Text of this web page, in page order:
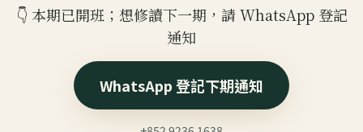
👇 本期已開班；想修讀下一期，請 WhatsApp 登記
通知
WhatsApp 登記下期通知